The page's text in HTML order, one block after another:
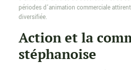
périodes d’animation commerciale
diversifiée.
Action et la
stéphanoise